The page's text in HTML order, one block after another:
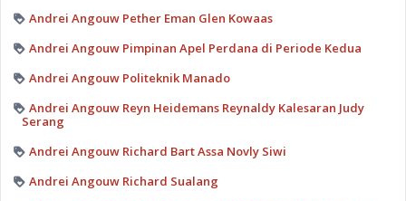
Andrei Angouw Pether Eman Glen Kowaas
Andrei Angouw Pimpinan Apel Perdana di Periode Kedua
Andrei Angouw Politeknik Manado
Andrei Angouw Reyn Heidemans Reynaldy Kalesaran Judy
Serang
Andrei Angouw Richard Bart Assa Novly Siwi
Andrei Angouw Richard Sualang